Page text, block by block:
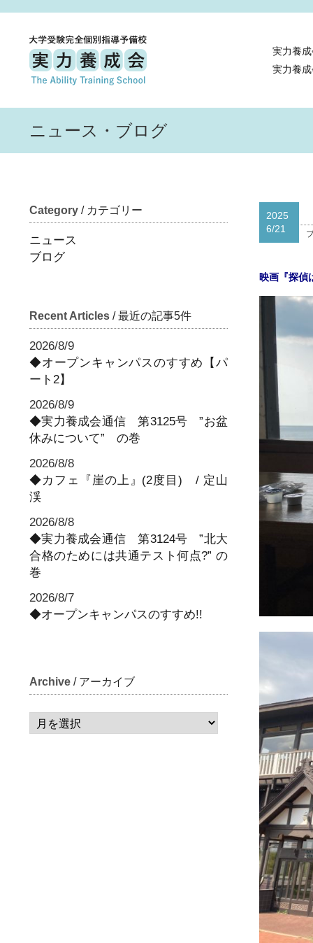
実力養
実力養
ニュース・ブログ
Category / カテゴリー
ニュース
ブログ
Recent Articles / 最近の記事5件
2026/8/9
◆オープンキャンパスのすすめ【パ
ート2】
2026/8/9
◆実力養成会通信 第3125号 ”お盆
休みについて” の巻
2026/8/8
◆カフェ『崖の上』(2度目) / 定山
渓
2026/8/8
◆実力養成会通信 第3124号 ”北大
合格のためには共通テスト何点?” の
巻
2026/8/7
◆オープンキャンパスのすすめ!!
Archive / アーカイブ
2025
6/21
映画『探偵